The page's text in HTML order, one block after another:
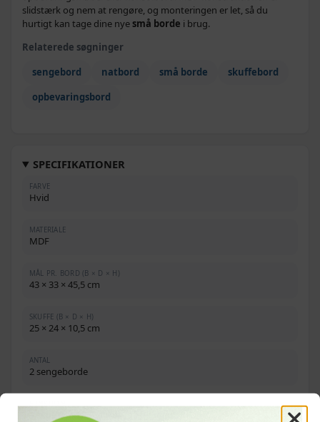
slidstærk og nem at rengøre, og monteringen er let, så du
hurtigt kan tage dine nyesmå borde i brug.
Relaterede søgninger
sengebord
natbord små borde
skuffebord
opbevaringsbord
SPECIFIKATIONER
FARVE
Hvid
MATERIALE
MDF
MÅL PR. BORD (B × D × H)
43 × 33 × 45,5 cm
SKUFFE (B × D × H)
25 × 24 × 10,5 cm
ANTAL
2 sengeborde
1 skuffe med håndtag, glider nemt